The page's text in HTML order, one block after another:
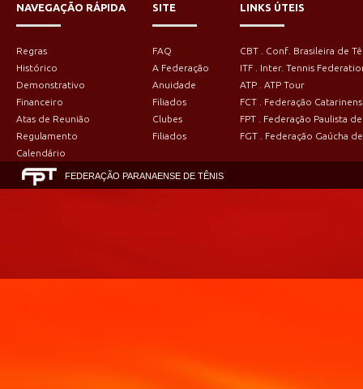
NAVEGAÇÃO RÁPIDA
Regras
Histórico
Demonstrativo
Financeiro
Atas de Reunião
Regulamento
Calendário
SITE
FAQ
A Federação
Anuidade
Filiados
Clubes
Filiados
LINKS ÚTEIS
CBT . Conf. Brasileira de
ITF . Inter. Tennis
ATP . ATP Tour
FCT . Federação
FPT . Federação Paulista
FGT . Federação Gaúcha
FEDERAÇÃO PARANAENSE DE TÊNIS